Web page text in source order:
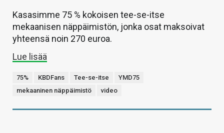
Kasasimme 75 % kokoisen tee-se-itse
mekaanisen näppäimistön, jonka osat maksoivat
yhteensä noin 270 euroa.
Lue lisää
75% KBDFans Tee-se-itse
YMD75
mekaaninen näppäimistö
video